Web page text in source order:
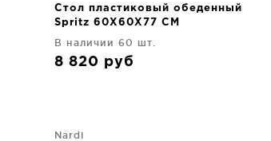
Стол пластиковый обеденный
Spritz 60X60X77 CM
В наличии 60 шт.
8 820 руб
Nardi